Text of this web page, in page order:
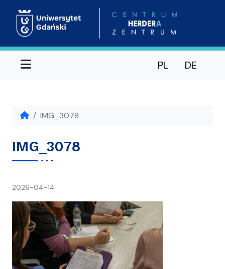
Menu PL DE
IMG_3078
IMG_3078
2026-04-14